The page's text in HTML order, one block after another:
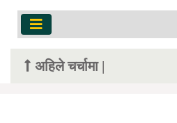
अहिले चर्चामा |